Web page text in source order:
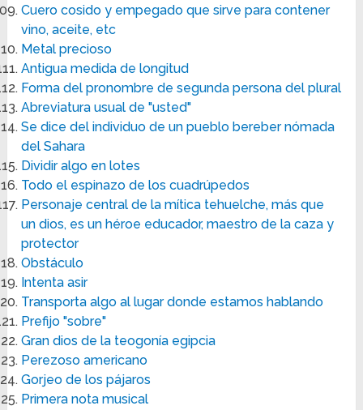
Cuero cosido y empegado que sirve para contener
vino, aceite, etc
Metal precioso
Antigua medida de longitud
Forma del pronombre de segunda persona del plural
Abreviatura usual de "usted"
Se dice del individuo de un pueblo bereber nómada
del Sahara
Dividir algo en lotes
Todo el espinazo de los cuadrúpedos
Personaje central de la mítica tehuelche, más que
un dios, es un héroe educador, maestro de la caza y
protector
Obstáculo
Intenta asir
Transporta algo al lugar donde estamos hablando
Prefijo "sobre"
Gran dios de la teogonía egipcia
Perezoso americano
Gorjeo de los pájaros
Primera nota musical